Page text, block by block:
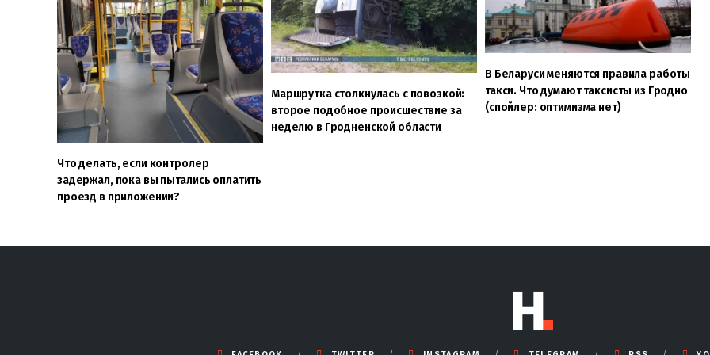
Что делать, если контролер
задержал, пока вы пытались оплатить
проезд в приложении?
Маршрутка столкнулась с повозкой:
второе подобное происшествие за
неделю в Гродненской области
В Беларуси меняются правила работы
такси. Что думают таксисты из Гродно
(спойлер: оптимизма нет)